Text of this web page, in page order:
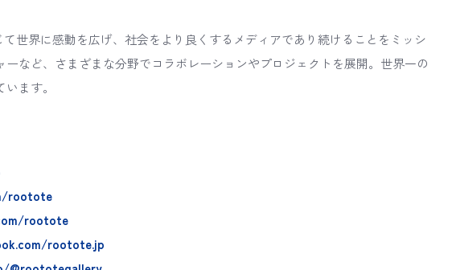
世界に感動を広げ、社会をより良くするメディアであり続けることをミッシ
ーなど、さまざまな分野でコラボレーションやプロジェクトを展開。世界一の
ます。
rootote
rootote
rootote.jp